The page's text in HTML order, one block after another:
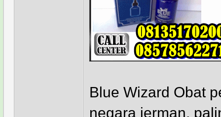
Blue Wizard Obat
negara jerman,